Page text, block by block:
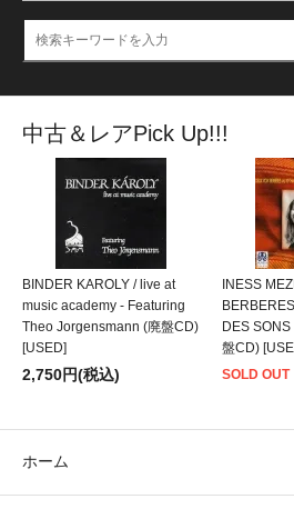
中古＆レアPick Up!!!
BINDER KAROLY / live at
music academy - Featuring
Theo Jorgensmann (廃盤CD)
[USED]
2,750円(税込)
INESS
DES
盤CD)
SOLD OUT
ホーム